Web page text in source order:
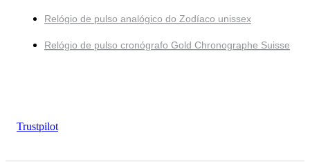
Relógio de pulso analógico do Zodíaco unissex
Relógio de pulso cronógrafo Gold Chronographe Suisse
Trustpilot